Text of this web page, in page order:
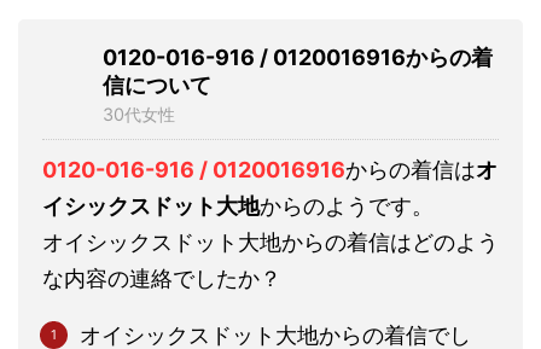
0120-016-916 / 0120016916からの着
信について
30代女性
0120-016-916 / 0120016916からの着信はオ
イシックスドット大地からのようです。
オイシックスドット大地からの着信はどのよう
な内容の連絡でしたか？
オイシックスドット大地からの着信でし